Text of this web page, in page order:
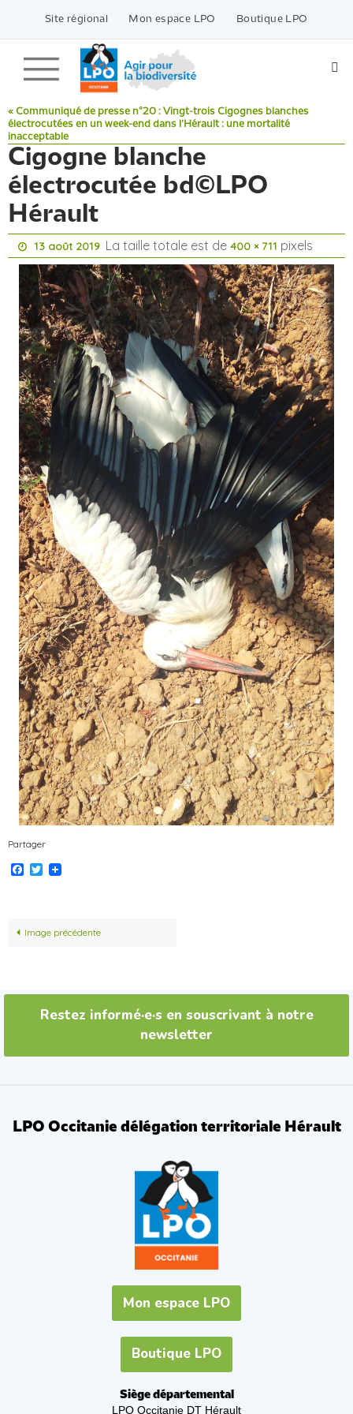
contenu
Site régional Mon espace LPO Boutique LPO
« Communiqué de presse n°20 : Vingt-trois Cigognes blanches
électrocutées en un week-end dans l’Hérault : une mortalité
inacceptable
Cigogne blanche
électrocutée bd©LPO
Hérault
13 août 2019 La taille totale est de400 × 711 pixels
Partager
Facebook
Twitter
Image précédente
Restez informé·e·s en souscrivant à notre
newsletter
LPO Occitanie délégation territoriale Hérault
Mon espace LPO
Boutique LPO
Siège départemental
LPO Occitanie DT Hérault